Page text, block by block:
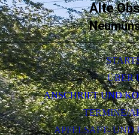
Alte
ÜBER
SORTENLISTE
ANSCHRIFT UND
TERMINE/
APFELSAFT- UND